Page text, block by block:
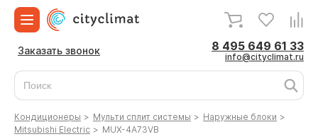
Заказать звонок 8 495 649 61 33
info@cityclimat.ru
Кондиционеры > Мульти сплит системы > Наружные блоки >
Mitsubishi Electric > MUX-4A73VB